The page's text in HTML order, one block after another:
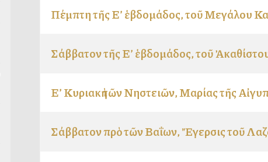
Πέμπτη τῆς Ε’ ἑβδομάδος, τοῦ Μεγάλου
Σάββατον τῆς Ε’ ἑβδομάδος, τοῦ
Ε’ Κυριακὴ τῶν Νηστειῶν, Μαρίας τῆς
Σάββατον πρὸ τῶν Βαΐων, Ἔγερσις τοῦ